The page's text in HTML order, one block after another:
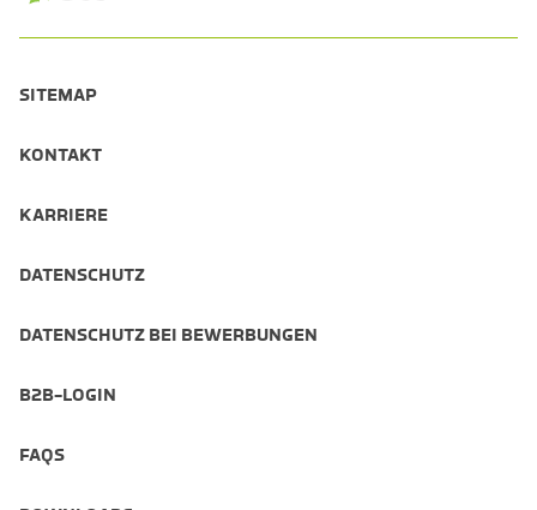
SITEMAP
KONTAKT
KARRIERE
DATENSCHUTZ
DATENSCHUTZ BEI BEWERBUNGEN
B2B-LOGIN
FAQS